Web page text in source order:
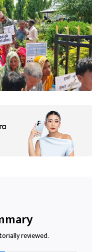
reviewed.